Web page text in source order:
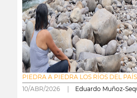
PIEDRA A PIEDRA LOS RÍOS DEL
10/ABR/2026 | Eduardo Muñoz-